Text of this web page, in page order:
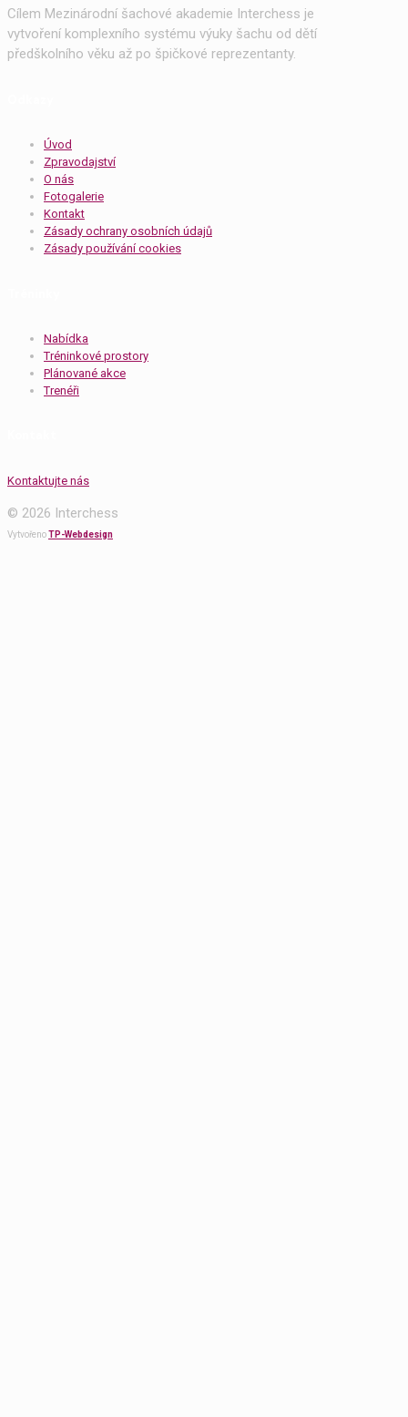
Cílem Mezinárodní šachové akademie Interchess je
vytvoření komplexního systému výuky šachu od dětí
předškolního věku až po špičkové reprezentanty.
Úvod
Zpravodajství
O nás
Fotogalerie
Kontakt
Zásady ochrany osobních údajů
Zásady používání cookies
Nabídka
Tréninkové prostory
Plánované akce
Trenéři
Kontaktujte nás
© 2026 Interchess
VytvořenoTP-Webdesign